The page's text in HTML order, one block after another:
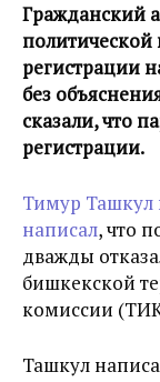
Гражданский
политической
регистрации
без
сказали, что
регистрации.
Тимур Ташкул
написал, что
дважды
бишкекской
комиссии
Ташкул